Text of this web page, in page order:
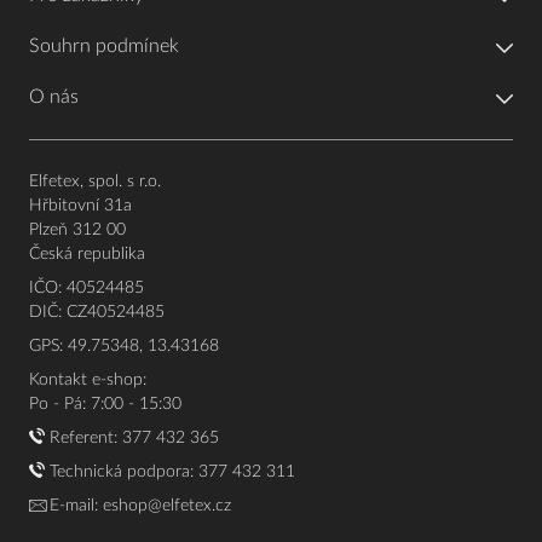
Souhrn podmínek
O nás
Elfetex, spol. s r.o.
Hřbitovní 31a
Plzeň 312 00
Česká republika
IČO: 40524485
DIČ: CZ40524485
GPS: 49.75348, 13.43168
Kontakt e-shop:
Po - Pá: 7:00 - 15:30
Referent: 377 432 365
Technická podpora: 377 432 311
E-mail: eshop@elfetex.cz